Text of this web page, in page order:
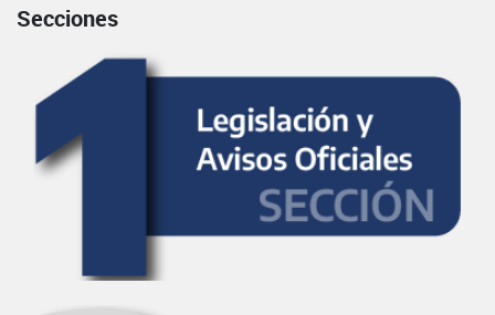
Secciones